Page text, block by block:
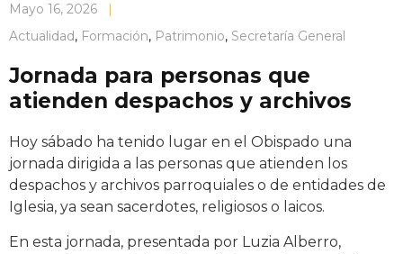
Mayo 16, 2026
|
Actualidad, Formación, Patrimonio, Secretaría General
Jornada para personas que
atienden despachos y archivos
Hoy sábado ha tenido lugar en el Obispado una
jornada dirigida a las personas que atienden los
despachos y archivos parroquiales o de entidades de
Iglesia, ya sean sacerdotes, religiosos o laicos.
En esta jornada, presentada por Luzia Alberro,